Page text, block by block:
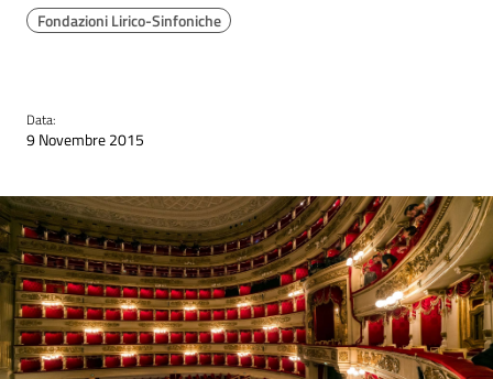
Fondazioni Lirico-Sinfoniche
Data:
9 Novembre 2015